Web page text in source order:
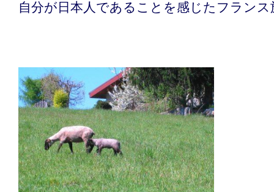
自分が日本人であることを感じたフラン